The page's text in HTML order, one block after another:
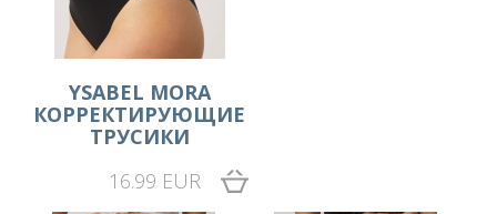
YSABEL MORA
КОРРЕКТИРУЮЩИЕ
ТРУСИКИ
16.99 EUR